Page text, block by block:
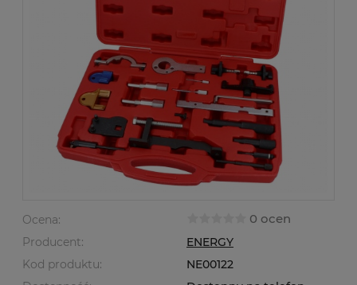
Ocena: 0 ocen
Producent:
ENERGY
Kod produktu:
NE00122